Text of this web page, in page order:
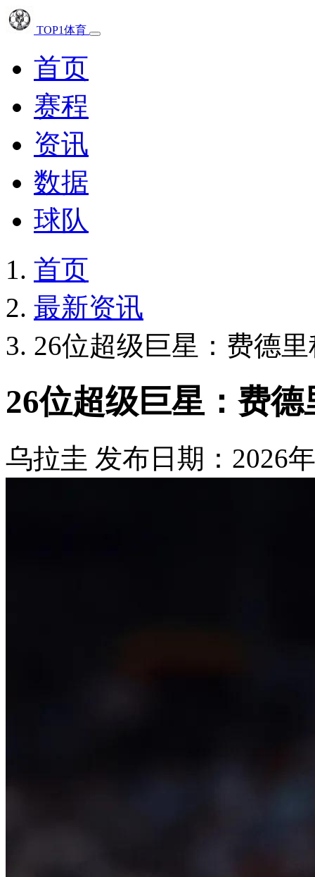
TOP1体育
首页
赛程
资讯
数据
球队
首页
最新资讯
26位超级巨星：费德
26位超级巨星：费
乌拉圭 发布日期：2026